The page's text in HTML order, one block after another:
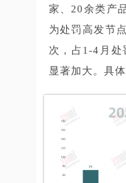
家、20余类产
为处罚高发节
次，占1-4月
显著加大。具